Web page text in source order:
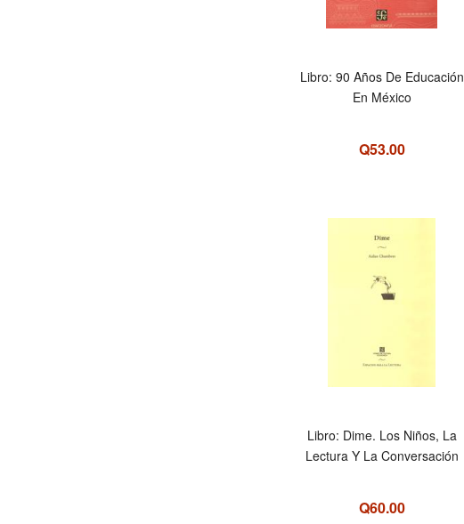
Libro: 90 Años De Educación
En México
Q53.00
Libro: Dime. Los Niños, La
Lectura Y La Conversación
Q60.00